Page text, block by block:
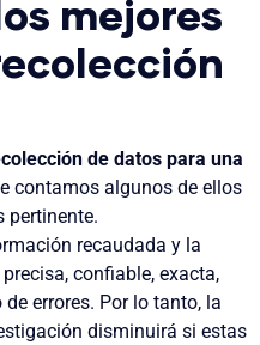
mejores
de datos para una
contamos algunos de ellos
pertinente.
recaudada y la
confiable, exacta,
errores. Por lo tanto, la
disminuirá si estas